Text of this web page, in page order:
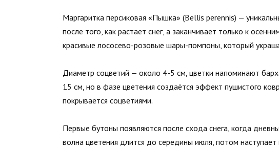
Маргаритка персиковая «Пышка» (Bellis perennis) —
после того, как растает снег, а заканчивает только к
красивые лососево-розовые шары-помпоны, который
Диаметр соцветий — около 4-5 см, цветки напоминают
15 см, но в фазе цветения создаётся эффект пушистого
покрывается соцветиями.
Первые бутоны появляются после схода снега, когда
волна цветения длится до середины июля, потом наступает